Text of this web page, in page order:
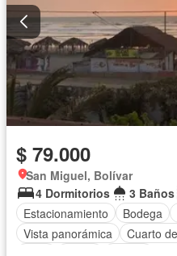
$ 79.000
San Miguel, Bolívar
4 Dormitorios
3 Baños
Estacionamiento
Bodega
Vista panorámica
Cuarto